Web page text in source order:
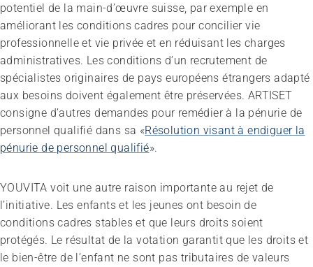
potentiel de la main-d’œuvre suisse, par exemple en
améliorant les conditions cadres pour concilier vie
professionnelle et vie privée et en réduisant les charges
administratives. Les conditions d’un recrutement de
spécialistes originaires de pays européens étrangers adapté
aux besoins doivent également être préservées. ARTISET
consigne d’autres demandes pour remédier à la pénurie de
personnel qualifié dans sa «Résolution visant à endiguer la
pénurie de personnel qualifié».
YOUVITA voit une autre raison importante au rejet de
l’initiative. Les enfants et les jeunes ont besoin de
conditions cadres stables et que leurs droits soient
protégés. Le résultat de la votation garantit que les droits et
le bien-être de l’enfant ne sont pas tributaires de valeurs